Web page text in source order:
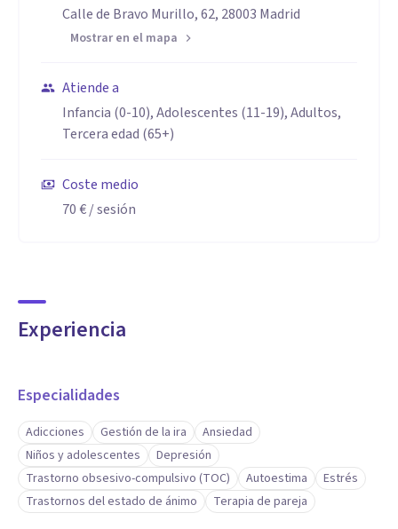
Calle de Bravo Murillo, 62, 28003 Madrid
Mostrar en el mapa
Atiende a
Infancia (0-10), Adolescentes (11-19), Adultos,
Tercera edad (65+)
Coste medio
70 €/ sesión
Experiencia
Especialidades
Adicciones Gestión de la ira
Ansiedad
Niños y adolescentes
Depresión
Trastorno obsesivo-compulsivo (TOC)
Autoestima
Estrés
Trastornos del estado de ánimo
Terapia de pareja